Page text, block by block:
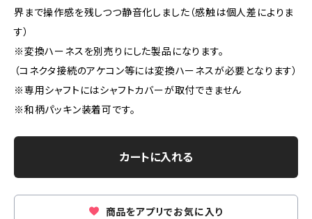
界まで操作感を残しつつ静音化しました（感触は個人差によりま
す）
※変換ハーネスを別売りにした製品になります。
（コネクタ接続のアケコン等には変換ハーネスが必要となります）
※専用シャフトにはシャフトカバーが取付できません
※和柄パッキン装着可です。
カートに入れる
商品をアプリでお気に入り